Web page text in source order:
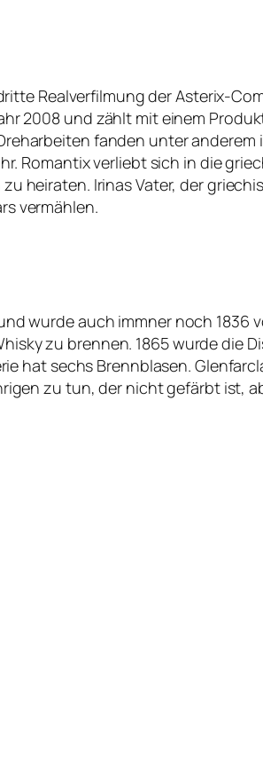
Realverfilmung der Asterix-
2008 und zählt mit einem
fanden unter
Romantix verliebt sich in die
heiraten. Irinas Vater, der
vermählen.
wurde auch immner noch 1836
zu brennen. 1865 wurde die
hat sechs Brennblasen.
zu tun, der nicht gefärbt ist,